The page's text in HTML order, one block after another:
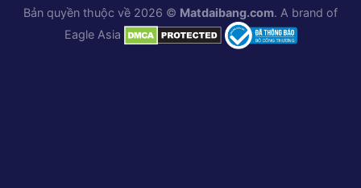
Bản quyền thuộc về 2026 © Matdaibang.com. A brand of
Eagle Asia